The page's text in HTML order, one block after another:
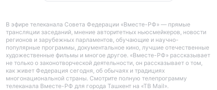
В эфире телеканала Совета Федерации «Вместе-РФ» — прямые
трансляции заседаний, мнение авторитетных ньюсмейкеров, новости
регионов и зарубежных парламентов, обучающие и научно-
популярные программы, документальное кино, лучшие отечественные
художественные фильмы и многое другое. «Вместе-РФ» рассказывает
не только о законотворческой деятельности, он рассказывает о том,
как живет Федерация сегодня, об обычаях и традициях
многонациональной страны. Смотрите полную телепрограмму
телеканала Вместе-РФ для города Ташкент на «ТВ Mail».